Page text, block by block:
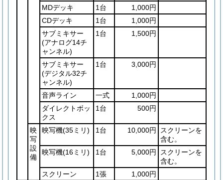
MDデッキ
1台
1,000円
CDデッキ
1台
1,000円
サブミキサー
(アナログ14チ
ャンネル)
1台 1,500円
サブミキサー
(デジタル32チ
ャンネル)
1台 3,000円
音声ライン 一式
1,000円
ダイレクトボッ
クス
1台 500円
映
写
設
備
映写機(35ミリ) 1台 10,000円
スクリーンを
含む。
映写機(16ミリ) 1台 5,000円
スクリーンを
含む。
スクリーン
1張
1,000円